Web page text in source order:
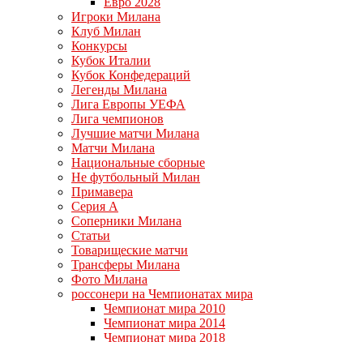
Игроки Милана
Клуб Милан
Конкурсы
Кубок Италии
Кубок Конфедераций
Легенды Милана
Лига Европы УЕФА
Лига чемпионов
Лучшие матчи Милана
Матчи Милана
Национальные сборные
Не футбольный Милан
Примавера
Серия А
Соперники Милана
Статьи
Товарищеские матчи
Трансферы Милана
Фото Милана
россонери на Чемпионатах мира
Чемпионат мира 2010
Чемпионат мира 2014
Чемпионат мира 2018